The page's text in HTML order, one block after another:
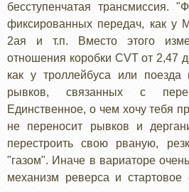
бесступенчатая трансмиссия.
фиксированных передач, как
2ая и т.п. Вместо этого
отношения коробки CVT от 2,47
как у троллейбуса или
рывков, связанных с
Единственное, о чем хочу тебя
не переносит рывков и
перестроить свою рваную,
"газом". Иначе в вариаторе
механизм реверса и